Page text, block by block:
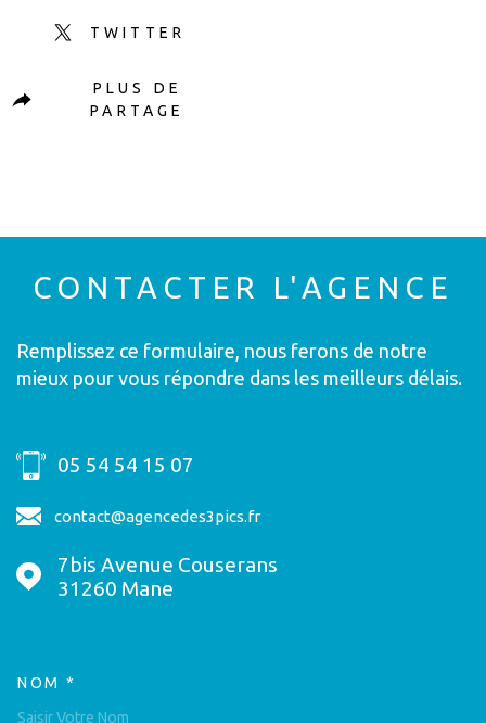
TWITTER
PLUS DE
PARTAGE
CONTACTER L'AGENCE
Remplissez ce formulaire, nous ferons de notre
mieux pour vous répondre dans les meilleurs délais.
05 54 54 15 07
contact@agencedes3pics.fr
7bis Avenue Couserans
31260
Mane
NOM *